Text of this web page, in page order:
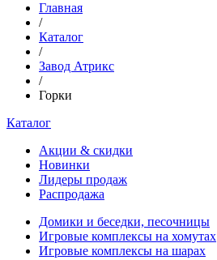
Главная
/
Каталог
/
Завод Атрикс
/
Горки
Каталог
Акции & скидки
Новинки
Лидеры продаж
Распродажа
Домики и беседки, песочницы
Игровые комплексы на хомутах
Игровые комплексы на шарах